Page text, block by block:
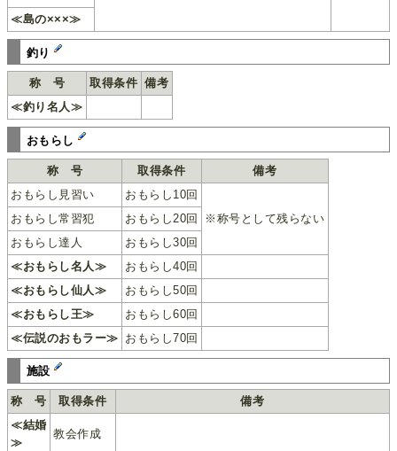
≪島の×××≫
釣り
称 号 取得条件 備考
≪釣り名人≫
おもらし
称 号 取得条件
備考
おもらし見習い
おもらし10回
※称号として残らない
おもらし常習犯
おもらし20回
おもらし達人
おもらし30回
≪おもらし名人≫
おもらし40回
≪おもらし仙人≫
おもらし50回
≪おもらし王≫
おもらし60回
≪伝説のおもラー≫ おもらし70回
施設
称 号 取得条件
備考
≪結婚
≫
教会作成